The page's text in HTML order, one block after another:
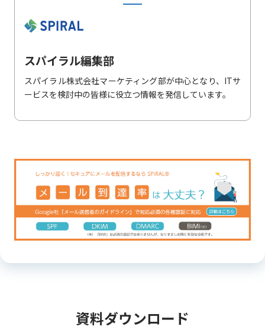
スパイラル編集部
スパイラル株式会社マーケティング部が中心となり、ITサ
ービスを検討中の皆様に役立つ情報を発信しています。
資料ダウンロード